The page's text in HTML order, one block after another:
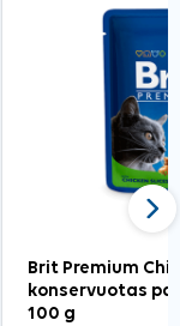
Brit Premium
konservuotas
100 g